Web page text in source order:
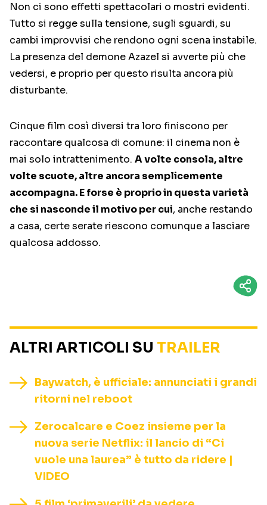
Non ci sono effetti spettacolari o mostri evidenti.
Tutto si regge sulla tensione, sugli sguardi, su
cambi improvvisi che rendono ogni scena instabile.
La presenza del demone Azazel si avverte più che
vedersi, e proprio per questo risulta ancora più
disturbante.
Cinque film così diversi tra loro finiscono per
raccontare qualcosa di comune: il cinema non è
mai solo intrattenimento. A volte consola, altre
volte scuote, altre ancora semplicemente
accompagna. E forse è proprio in questa varietà
che si nasconde il motivo per cui, anche restando
a casa, certe serate riescono comunque a lasciare
qualcosa addosso.
ALTRI ARTICOLI SU TRAILER
Baywatch, è ufficiale: annunciati i grandi
ritorni nel reboot
Zerocalcare e Coez insieme per la
nuova serie Netflix: il lancio di “Ci
vuole una laurea” è tutto da ridere |
VIDEO